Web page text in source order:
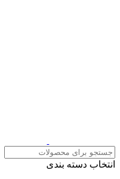
انتخاب دسته بندی